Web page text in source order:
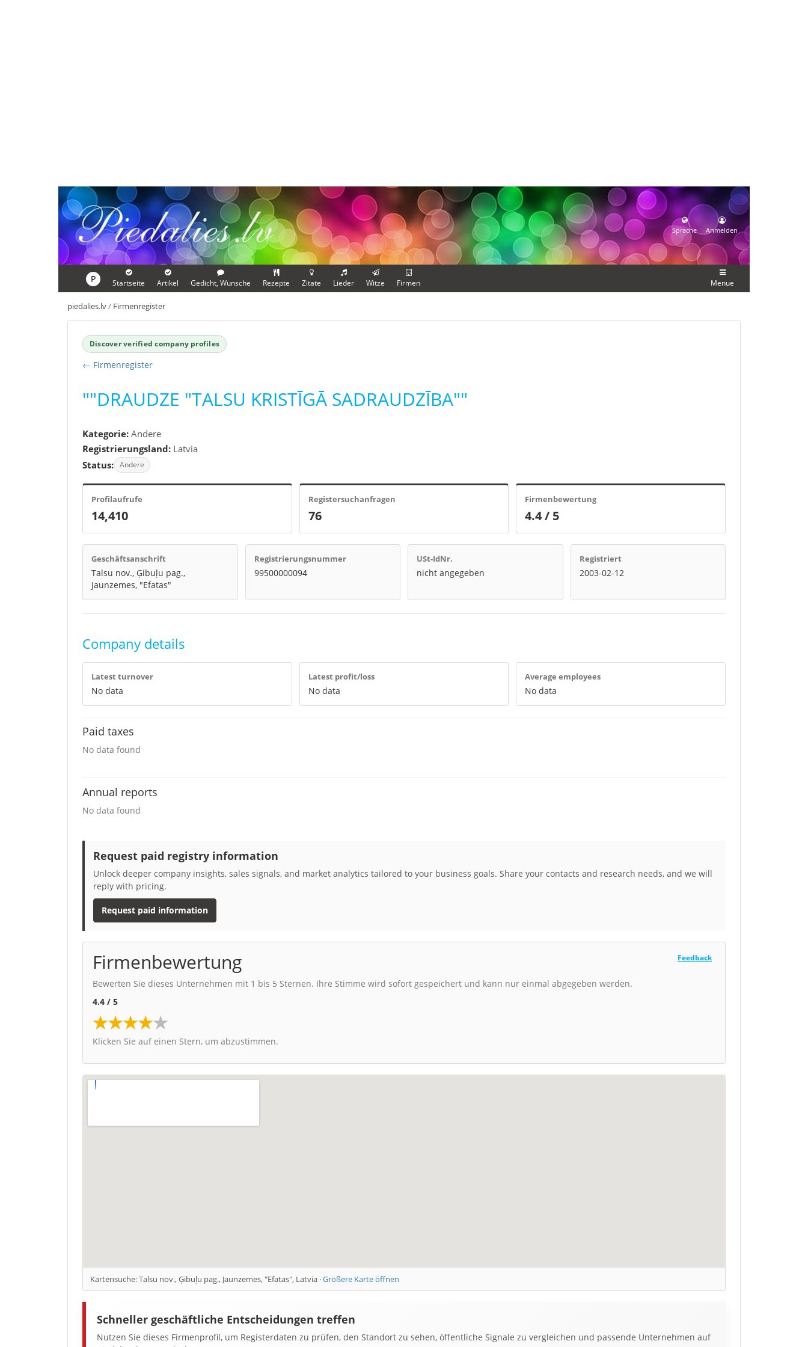
Sprache Anmelden
P Startseite Artikel Gedicht, Wunsche Rezepte Zitate Lieder Witze Firmen Menue
piedalies.lv/ Firmenregister
Discover verified company profiles
← Firmenregister
""DRAUDZE "TALSU KRISTĪGĀ SADRAUDZĪBA""
Kategorie: Andere
Registrierungsland: Latvia
Status: Andere
Profilaufrufe
14,410
Registersuchanfragen
76
Firmenbewertung
4.4 / 5
Geschäftsanschrift
Talsu nov., Ģibuļu pag.,
Jaunzemes, "Efatas"
Registrierungsnummer
99500000094
USt-IdNr.
nicht angegeben
Registriert
2003-02-12
Company details
Latest turnover
No data
Latest profit/loss
No data
Average employees
No data
Paid taxes
No data found
Annual reports
No data found
Request paid registry information
Unlock deeper company insights, sales signals, and market analytics tailored to your business goals. Share your contacts and research needs, and we will
reply with pricing.
Request paid information
Firmenbewertung Feedback
Bewerten Sie dieses Unternehmen mit 1 bis 5 Sternen. Ihre Stimme wird sofort gespeichert und kann nur einmal abgegeben werden.
4.4 / 5
★
★
★
★
★
Klicken Sie auf einen Stern, um abzustimmen.
Kartensuche: Talsu nov., Ģibuļu pag., Jaunzemes, "Efatas", Latvia ·Größere Karte öffnen
Schneller geschäftliche Entscheidungen treffen
Nutzen Sie dieses Firmenprofil, um Registerdaten zu prüfen, den Standort zu sehen, öffentliche Signale zu vergleichen und passende Unternehmen auf